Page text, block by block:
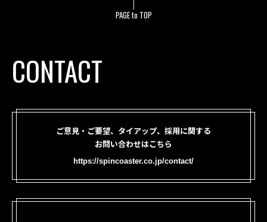
PAGE to TOP
CONTACT
ご意見・ご要望、タイアップ、採用に関する
お問い合わせはこちら
https://spincoaster.co.jp/contact/